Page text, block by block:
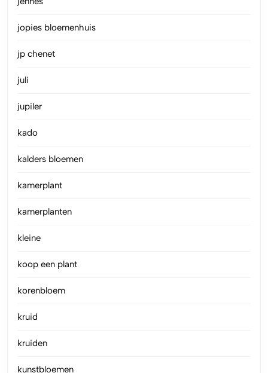
jopies bloemenhuis
jp chenet
juli
jupiler
kado
kalders bloemen
kamerplant
kamerplanten
kleine
koop een plant
korenbloem
kruid
kruiden
kunstbloemen